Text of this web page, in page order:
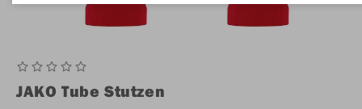
JAKO Tube Stutzen